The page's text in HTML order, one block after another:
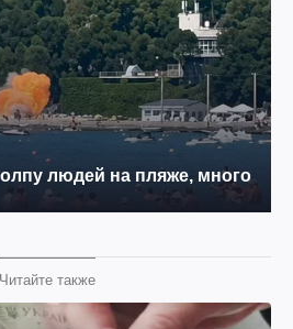
Читайте также